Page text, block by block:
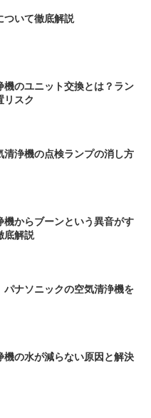
ついて徹底解説
機のユニット交換とは？ラン
リスク
清浄機の点検ランプの消し方
機からブーンという異音がす
底解説
パナソニックの空気清浄機を
機の水が減らない原因と解決